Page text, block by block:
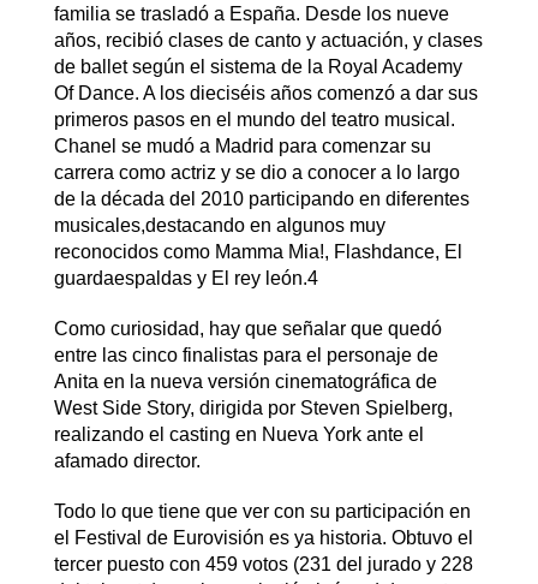
familia se trasladó a España. Desde los nueve
años, recibió clases de canto y actuación, y clases
de ballet según el sistema de la Royal Academy
Of Dance. A los dieciséis años comenzó a dar sus
primeros pasos en el mundo del teatro musical.
Chanel se mudó a Madrid para comenzar su
carrera como actriz y se dio a conocer a lo largo
de la década del 2010 participando en diferentes
musicales,destacando en algunos muy
reconocidos como Mamma Mia!, Flashdance, El
guardaespaldas y El rey león.4
Como curiosidad, hay que señalar que quedó
entre las cinco finalistas para el personaje de
Anita en la nueva versión cinematográfica de
West Side Story, dirigida por Steven Spielberg,
realizando el casting en Nueva York ante el
afamado director.
Todo lo que tiene que ver con su participación en
el Festival de Eurovisión es ya historia. Obtuvo el
tercer puesto con 459 votos (231 del jurado y 228